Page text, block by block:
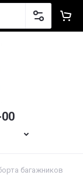
багажников